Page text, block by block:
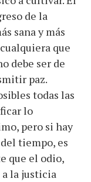
de la
sana y más
que
debe ser de
paz.
todas las
lo
pero si hay
tiempo, es
que el odio,
a la justicia